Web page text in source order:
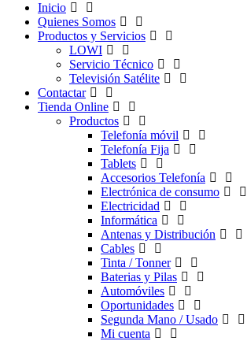
Inicio
Quienes Somos
Productos y Servicios
LOWI
Servicio Técnico
Televisión Satélite
Contactar
Tienda Online
Productos
Telefonía móvil
Telefonía Fija
Tablets
Accesorios Telefonía
Electrónica de consumo
Electricidad
Informática
Antenas y Distribución
Cables
Tinta / Tonner
Baterias y Pilas
Automóviles
Oportunidades
Segunda Mano / Usado
Mi cuenta